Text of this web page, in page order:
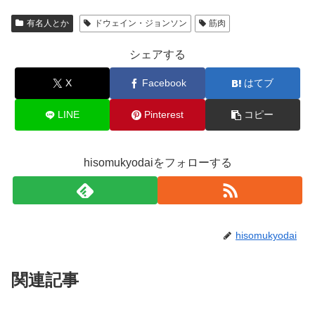
有名人とか ドウェイン・ジョンソン 筋肉
シェアする
X Facebook はてブ
LINE Pinterest コピー
hisomukyodaiをフォローする
hisomukyodai
関連記事